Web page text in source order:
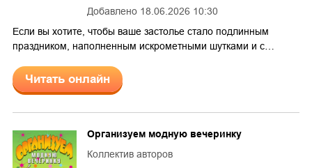
Добавлено 18.06.2026 10:30
Если вы хотите, чтобы ваше застолье стало подлинным
праздником, наполненным искрометными шутками и с…
Читать онлайн
Организуем модную вечеринку
Коллектив авторов